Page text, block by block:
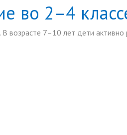
во 2–4
возрасте 7–10 лет дети активно